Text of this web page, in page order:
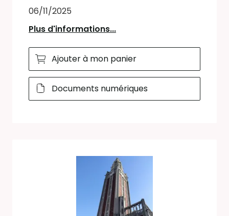
06/11/2025
Plus d'informations...
Ajouter à mon panier
Documents numériques